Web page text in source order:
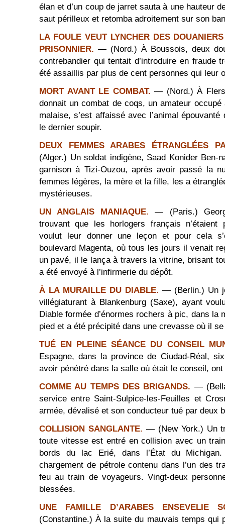
élan et d’un coup de jarret sauta à une hauteur
saut périlleux et retomba adroitement sur son
LA FOULE VEUT LYNCHER DES
PRISONNIER. — (Nord.) À Boussois, deux
contrebandier qui tentait d’introduire en fraude
été assaillis par plus de cent personnes qui leur
MORT AVANT LE COMBAT. — (Nord.) À
donnait un combat de coqs, un amateur
malaise, s’est affaissé avec l’animal
le dernier soupir.
DEUX FEMMES ARABES ÉTRANGLÉES
(Alger.) Un soldat indigène, Saad Konider Ben-
garnison à Tizi-Ouzou, après avoir passé la
femmes légères, la mère et la fille, les a
mystérieuses.
UN ANGLAIS MANIAQUE.
— (Paris.)
trouvant que les horlogers français n’étaient
voulut leur donner une leçon et pour cela
boulevard Magenta, où tous les jours il venait
un pavé, il le lança à travers la vitrine, brisant
a été envoyé à l’infirmerie du dépôt.
À LA MURAILLE DU DIABLE. — (Berlin.) Un
villégiaturant à Blankenburg (Saxe), ayant
Diable formée d’énormes rochers à pic, dans la
pied et a été précipité dans une crevasse où il
TUÉ EN PLEINE SÉANCE DU CONSEIL
Espagne, dans la province de Ciudad-Réal,
avoir pénétré dans la salle où était le conseil,
COMME AU TEMPS DES BRIGANDS. —
service entre Saint-Sulpice-les-Feuilles et
armée, dévalisé et son conducteur tué par deux
COLLISION SANGLANTE. — (New York.) Un
toute vitesse est entré en collision avec un
bords du lac Erié, dans l’État du
chargement de pétrole contenu dans l’un des
feu au train de voyageurs. Vingt-deux
blessées.
UNE FAMILLE D’ARABES ENSEVELIE
(Constantine.) À la suite du mauvais temps qui